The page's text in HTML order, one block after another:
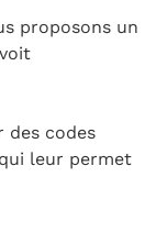
proposons un
des codes
leur permet